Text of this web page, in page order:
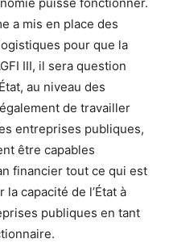
puisse fonctionner.
a mis en place des
pour que la
III, il sera question
au niveau des
de travailler
entreprises publiques,
être capables
financier tout ce qui est
capacité de l’État à
publiques en tant